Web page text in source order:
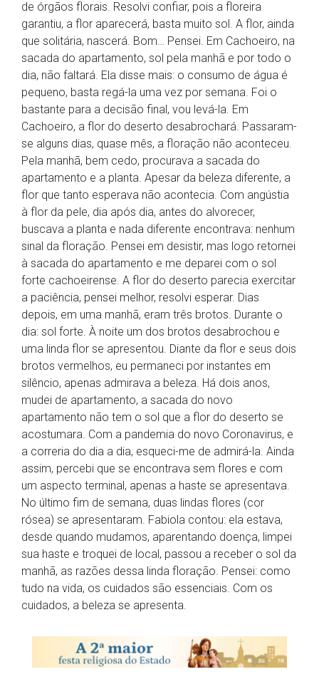
de órgãos florais. Resolvi confiar, pois a floreira
garantiu, a flor aparecerá, basta muito sol. A flor, ainda
que solitária, nascerá. Bom… Pensei. Em Cachoeiro, na
sacada do apartamento, sol pela manhã e por todo o
dia, não faltará. Ela disse mais: o consumo de água é
pequeno, basta regá-la uma vez por semana. Foi o
bastante para a decisão final, vou levá-la. Em
Cachoeiro, a flor do deserto desabrochará. Passaram-
se alguns dias, quase mês, a floração não aconteceu.
Pela manhã, bem cedo, procurava a sacada do
apartamento e a planta. Apesar da beleza diferente, a
flor que tanto esperava não acontecia. Com angústia
à flor da pele, dia após dia, antes do alvorecer,
buscava a planta e nada diferente encontrava: nenhum
sinal da floração. Pensei em desistir, mas logo retornei
à sacada do apartamento e me deparei com o sol
forte cachoeirense. A flor do deserto parecia exercitar
a paciência, pensei melhor, resolvi esperar. Dias
depois, em uma manhã, eram três brotos. Durante o
dia: sol forte. À noite um dos brotos desabrochou e
uma linda flor se apresentou. Diante da flor e seus dois
brotos vermelhos, eu permaneci por instantes em
silêncio, apenas admirava a beleza. Há dois anos,
mudei de apartamento, a sacada do novo
apartamento não tem o sol que a flor do deserto se
acostumara. Com a pandemia do novo Coronavirus, e
a correria do dia a dia, esqueci-me de admirá-la. Ainda
assim, percebi que se encontrava sem flores e com
um aspecto terminal, apenas a haste se apresentava.
No último fim de semana, duas lindas flores (cor
rósea) se apresentaram. Fabiola contou: ela estava,
desde quando mudamos, aparentando doença, limpei
sua haste e troquei de local, passou a receber o sol da
manhã, as razões dessa linda floração. Pensei: como
tudo na vida, os cuidados são essenciais. Com os
cuidados, a beleza se apresenta.